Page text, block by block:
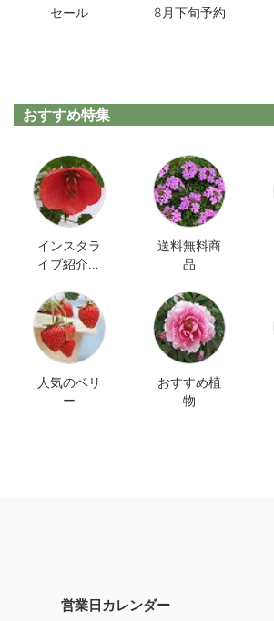
セール 8月下旬予約
おすすめ特集
インスタラ
イブ紹介商
送料無料商
品
人気のベリ
ー
おすすめ植
物
営業日カレンダー